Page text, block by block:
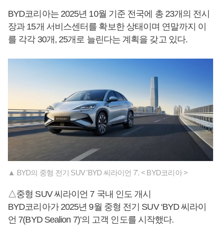
BYD코리아는 2025년 10월 기준 전국에 총 23개의 전시
장과 15개 서비스센터를 확보한 상태이며 연말까지 이
를 각각 30개, 25개로 늘린다는 계획을 갖고 있다.
▲ BYD의 중형 전기 SUV 'BYD 씨라이언 7'. < BYD코리아 >
△중형 SUV 씨라이언 7 국내 인도 개시
BYD코리아가 2025년 9월 중형 전기 SUV ‘BYD 씨라이
언 7(BYD Sealion 7)’의 고객 인도를 시작했다.